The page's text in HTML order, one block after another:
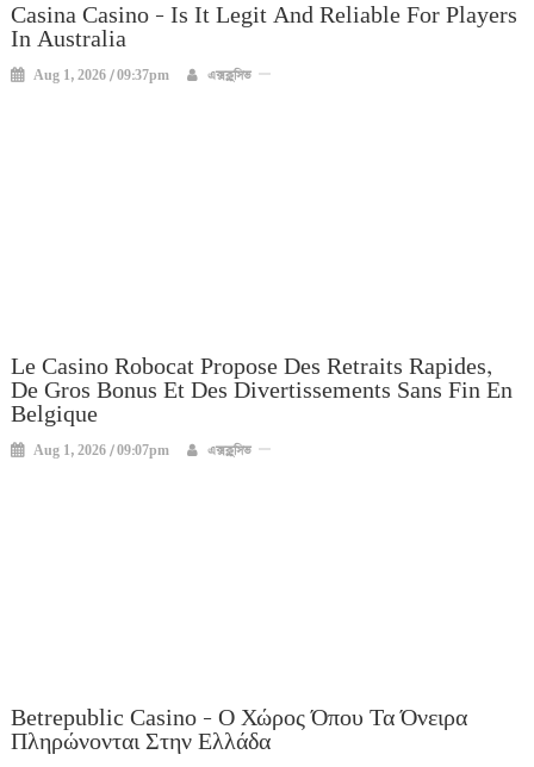
Casina Casino – Is It Legit And Reliable For Players
In Australia
Aug 1, 2026 / 09:37pm এক্সক্লুসিভ
Le Casino Robocat Propose Des Retraits Rapides,
De Gros Bonus Et Des Divertissements Sans Fin En
Belgique
Aug 1, 2026 / 09:07pm এক্সক্লুসিভ
Betrepublic Casino – Ο Χώρος Όπου Τα Όνειρα
Πληρώνονται Στην Ελλάδα